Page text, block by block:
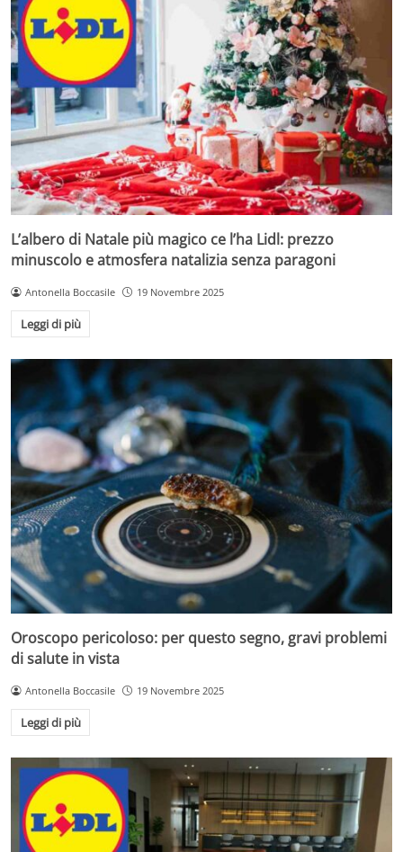
L’albero di Natale più magico ce l’ha Lidl: prezzo
minuscolo e atmosfera natalizia senza paragoni
Antonella Boccasile 19 Novembre 2025
Leggi di più
Oroscopo pericoloso: per questo segno, gravi problemi
di salute in vista
Antonella Boccasile 19 Novembre 2025
Leggi di più